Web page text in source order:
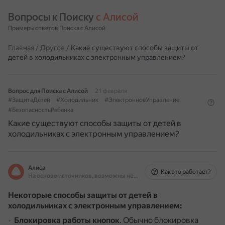
Вопросы к Поиску с Алисой
Примеры ответов Поиска с Алисой
Главная / Другое / Какие существуют способы защиты от
детей в холодильниках с электронным управлением?
Вопрос для Поиска с Алисой
21 февраля
#ЗащитаДетей
#Холодильник
#ЭлектронноеУправление
#БезопасностьРебенка
Какие существуют способы защиты от детей в
холодильниках с электронным управлением?
Алиса
На основе источников, возможны неточности
Как это работает?
Некоторые способы защиты от детей в
холодильниках с электронным управлением:
Блокировка работы кнопок. Обычно блокировка